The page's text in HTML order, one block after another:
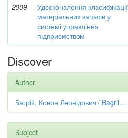
2009
Удосконалення класифікації
матеріальних запасів у
системі управління
підприємством
Discover
Author
Багрій, Конон Леонідович / Bagrii...
Subject